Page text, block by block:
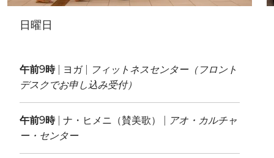
日曜日
午前9時| ヨガ |
フィットネスセンター（フロント
デスクでお申し込み受付）
午前9時| ナ・ヒメニ（賛美歌） |
アオ・カルチャ
ー・センター